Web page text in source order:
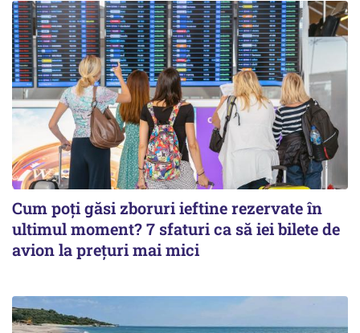
Cum poți găsi zboruri ieftine rezervate în
ultimul moment? 7 sfaturi ca să iei bilete de
avion la prețuri mai mici